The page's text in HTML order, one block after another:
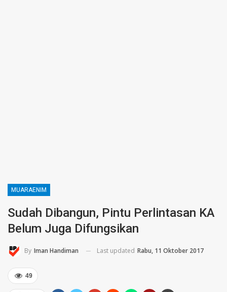
MUARAENIM
Sudah Dibangun, Pintu Perlintasan KA
Belum Juga Difungsikan
By Iman Handiman Last updated Rabu, 11 Oktober 2017
49